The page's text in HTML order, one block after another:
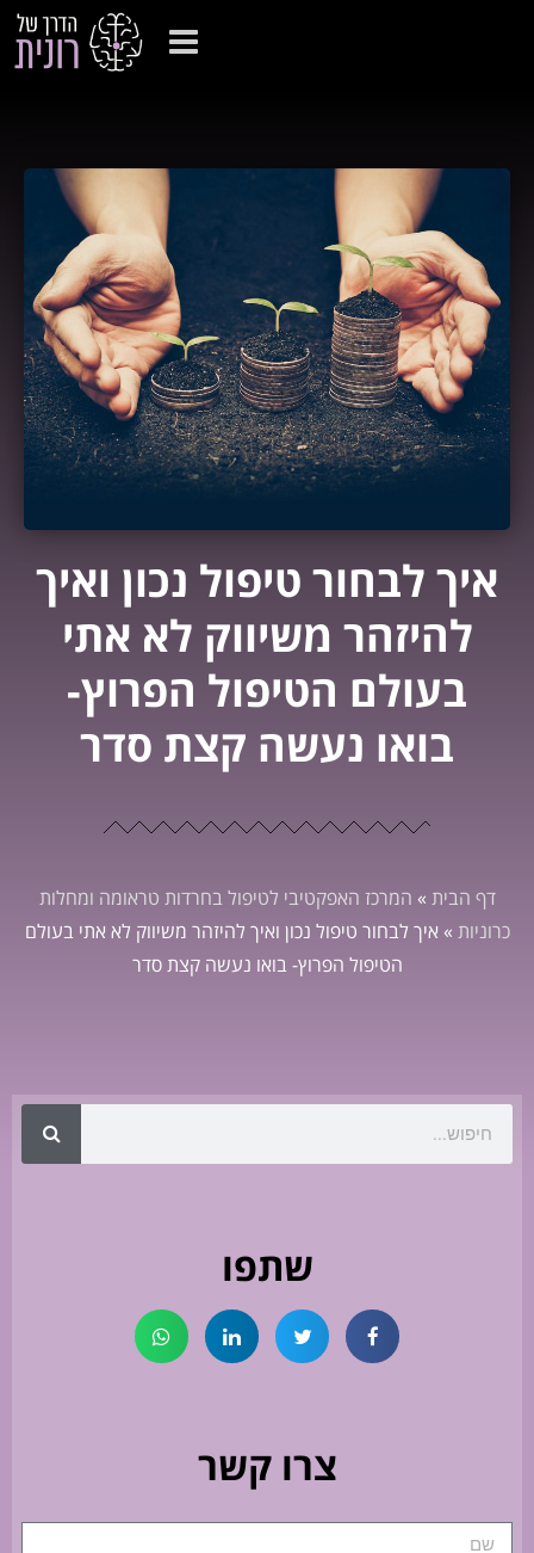
שתפו
צרו קשר
איך לבחור טיפול נכון ואיך
להיזהר משיווק לא אתי
בעולם הטיפול הפרוץ-
בואו נעשה קצת סדר
דף הבית » המרכז האפקטיבי לטיפול בחרדות טראומה ומחלות
כרוניות » איך לבחור טיפול נכון ואיך להיזהר משיווק לא אתי בעולם
הטיפול הפרוץ- בואו נעשה קצת סדר